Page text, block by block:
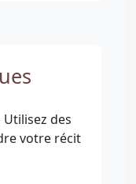
Utilisez des
votre récit